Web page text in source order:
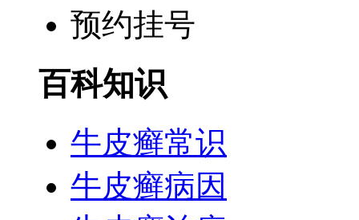
预约挂号
百科知识
牛皮癣常识
牛皮癣病因